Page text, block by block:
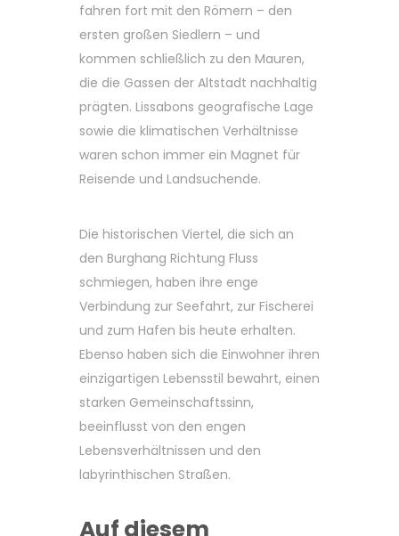
fahren fort mit den Römern – den
ersten großen Siedlern – und
kommen schließlich zu den Mauren,
die die Gassen der Altstadt nachhaltig
prägten. Lissabons geografische Lage
sowie die klimatischen Verhältnisse
waren schon immer ein Magnet für
Reisende und Landsuchende.
Die historischen Viertel, die sich an
den Burghang Richtung Fluss
schmiegen, haben ihre enge
Verbindung zur Seefahrt, zur Fischerei
und zum Hafen bis heute erhalten.
Ebenso haben sich die Einwohner ihren
einzigartigen Lebensstil bewahrt, einen
starken Gemeinschaftssinn,
beeinflusst von den engen
Lebensverhältnissen und den
labyrinthischen Straßen.
Auf diesem